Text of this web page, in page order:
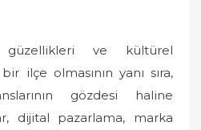
güzellikleri ve kültürel
ilçe olmasının yanı sıra,
gözdesi haline
dijital pazarlama, marka